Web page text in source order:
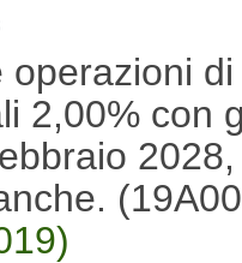
operazioni
2,00% con